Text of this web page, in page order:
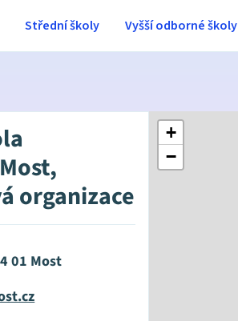
Střední školy Vyšší odborné školy
organizace
01 Most
+
−